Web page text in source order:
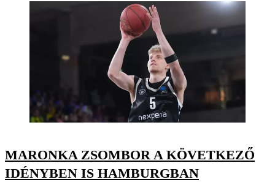
MARONKA ZSOMBOR A KÖVETKEZŐ
IDÉNYBEN IS HAMBURGBAN